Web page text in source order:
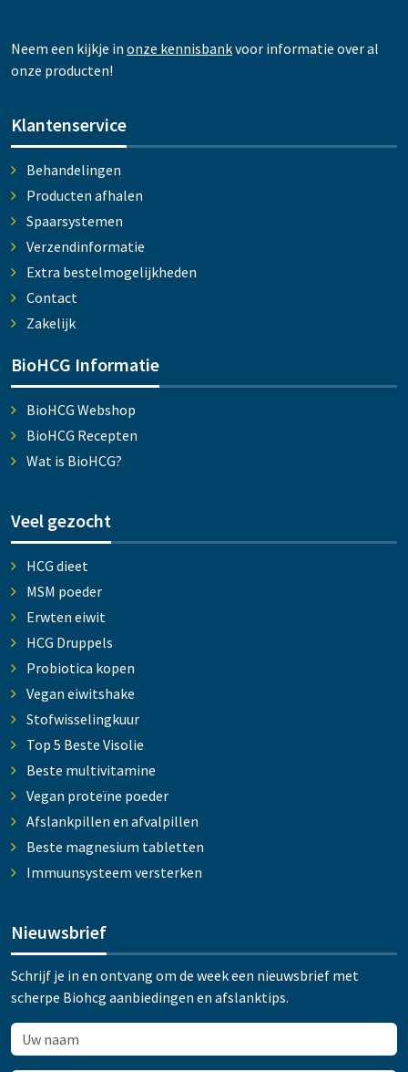
Neem een kijkje in onze kennisbankvoor informatie over al
onze producten!
Klantenservice
Behandelingen
Producten afhalen
Spaarsystemen
Verzendinformatie
Extra bestelmogelijkheden
Contact
Zakelijk
BioHCG Informatie
BioHCG Webshop
BioHCG Recepten
Wat is BioHCG?
Veel gezocht
HCG dieet
MSM poeder
Erwten eiwit
HCG Druppels
Probiotica kopen
Vegan eiwitshake
Stofwisselingkuur
Top 5 Beste Visolie
Beste multivitamine
Vegan proteïne poeder
Afslankpillen en afvalpillen
Beste magnesium tabletten
Immuunsysteem versterken
Nieuwsbrief
Schrijf je in en ontvang om de week een nieuwsbrief met
scherpe Biohcg aanbiedingen en afslanktips.